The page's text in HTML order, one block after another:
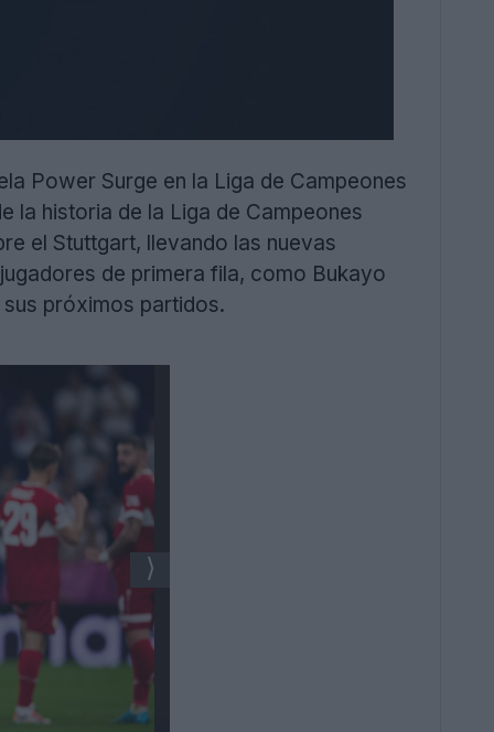
Power Surge en la Liga de Campeones
la historia de la Liga de Campeones
el Stuttgart, llevando las nuevas
de primera fila, como Bukayo
próximos partidos.